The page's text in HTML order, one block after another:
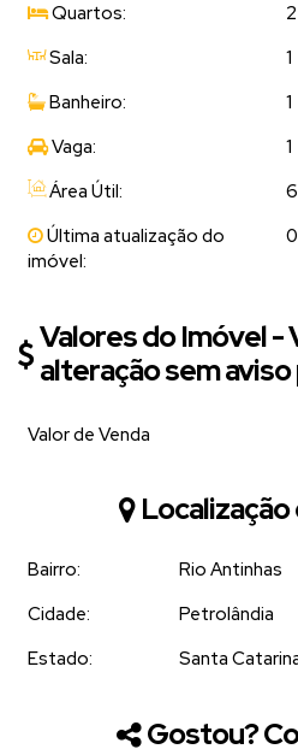
Quartos:
2
Sala:
1
Banheiro:
1
Vaga:
1
Área Útil:
Última atualização do
imóvel:
Valores do Imóvel -
alteração sem
Valor de Venda
Bairro:
Rio Antinhas
Cidade:
Petrolândia
Estado:
Santa
Gostou?